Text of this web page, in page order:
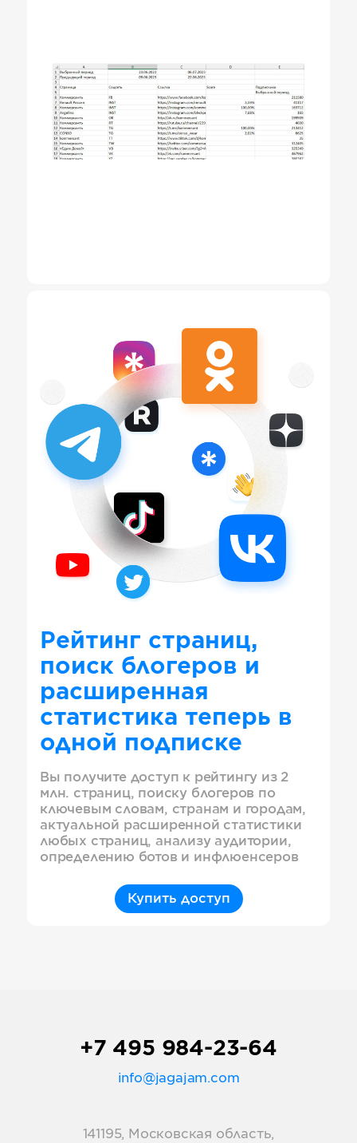
Рейтинг страниц,
поиск блогеров и
расширенная
статистика теперь в
одной подписке
Вы получите доступ к рейтингу из 2
млн. страниц, поиску блогеров по
ключевым словам, странам и городам,
актуальной расширенной статистики
любых страниц, анализу аудитории,
определению ботов и инфлюенсеров
Купить доступ
+7 495 984-23-64
info@jagajam.com
141195, Московская область,